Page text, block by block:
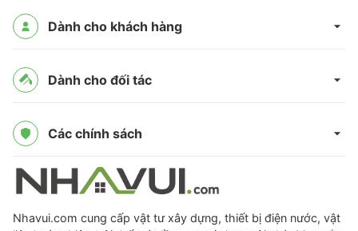
Dành cho khách hàng
Dành cho đối tác
Các chính sách
Nhavui.com cung cấp vật tư xây dựng, thiết bị điện nước, vật